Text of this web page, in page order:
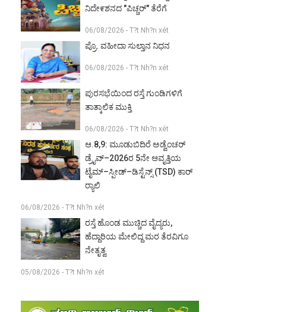
ನಿದೇ೯ಶನದ "ಪಿಚ್ಚರ್" ತೆರೆಗೆ
06/08/2026 - T?t Nh?n xét
ಪ್ರೊ. ವಹೀದಾ ಸುಲ್ತಾನ ನಿಧನ
06/08/2026 - T?t Nh?n xét
ಪುರಸಭೆಯಿಂದ ರಸ್ತೆ ಗುಂಡಿಗಳಿಗೆ
ತಾತ್ಕಾಲಿಕ ಮುಕ್ತಿ
06/08/2026 - T?t Nh?n xét
ಆ.8,9: ಮೂಡುಬಿದಿರೆ ಅಡ್ವೆಂಚರ್
ಡ್ರೈವ್–2026ರ 5ನೇ ಆವೃತ್ತಿಯ
ಟೈಮ್–ಸ್ಪೀಡ್–ಡಿಸ್ಟೆನ್ಸ್ (TSD) ಕಾರ್
ರ‍್ಯಾಲಿ
06/08/2026 - T?t Nh?n xét
ರಸ್ತೆ ಹೊಂಡ ಮುಚ್ಚಿದ ವೈದ್ಯರು,
ಹೆದ್ದಾರಿಯ ಮೇಲಿದ್ದ ಮರ ತೆರವಿಗೂ
ನೇತೃತ್ವ
05/08/2026 - T?t Nh?n xét